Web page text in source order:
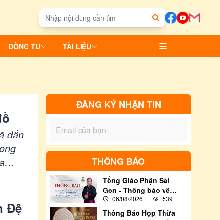
DÒNG TU TÀI LIỆU
dấn
Đệ
ĐĂNG KÝ NHẬN TIN
THÔNG BÁO
Tổng Giáo Phận Sài
Gòn - Thông báo về
việc tham dự Thánh lễ
Truyền chức Giám Mục
06/08/2026 539
Thông Báo Họp Thừa